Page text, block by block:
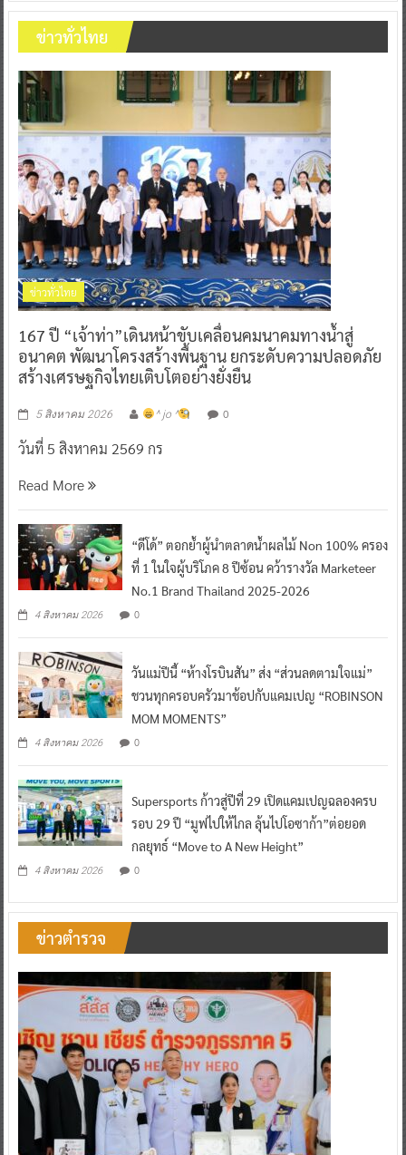
ข่าวทั่วไทย
ข่าวทั่วไทย
167 ปี “เจ้าท่า”เดินหน้าขับเคลื่อนคมนาคมทางน้ำสู่
อนาคต พัฒนาโครงสร้างพื้นฐาน ยกระดับความปลอดภัย
สร้างเศรษฐกิจไทยเติบโตอย่างยั่งยืน
5 สิงหาคม 2026 ^ jo ^ 0
วันที่ 5 สิงหาคม 2569 กร
Read More
“ดีโด้” ตอกย้ำผู้นำตลาดน้ำผลไม้ Non 100% ครอง
ที่ 1 ในใจผู้บริโภค 8 ปีซ้อน คว้ารางวัล Marketeer
No.1 Brand Thailand 2025-2026
4 สิงหาคม 2026 0
วันแม่ปีนี้ “ห้างโรบินสัน” ส่ง “ส่วนลดตามใจแม่”
ชวนทุกครอบครัวมาช้อปกับแคมเปญ “ROBINSON
MOM MOMENTS”
4 สิงหาคม 2026 0
Supersports ก้าวสู่ปีที่ 29 เปิดแคมเปญฉลองครบ
รอบ 29 ปี “มูฟไปให้ไกล ลุ้นไปโอซาก้า”ต่อยอด
กลยุทธ์ “Move to A New Height”
4 สิงหาคม 2026 0
ข่าวตำรวจ